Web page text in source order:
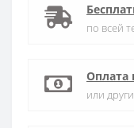
по всей
Оплата
или